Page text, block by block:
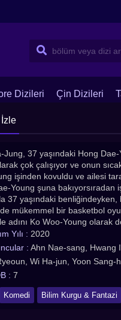
Dizileri Çin Dizileri
Jung, 37 yaşındaki Hong
çok çalışıyor ve onun
işinden kovuldu ve ailesi
Young şuna bakıyorsıradan
37 yaşındaki
mükemmel bir basketbol
adını Ko Woo-Young olarak
filminden uyarlandı. 18 Again
drama (Kdrama), Çin
Yılı : 2020
: Ahn Nae-sang, Hwang
Wi Ha-jun, Yoon Sang-
: 7
Komedi Bilim Kurgu & Fantazi